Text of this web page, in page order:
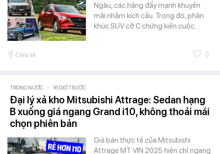
Ngâu, các hãng đẩy mạnh khuyến
mãi nhằm kích cầu. Trong đó, phân
khúc SUV cỡ C chứng kiến cuộc…
Chia sẻ 0
TRONG NƯỚC - 16 GIỜ TRƯỚC
Đại lý xả kho Mitsubishi Attrage: Sedan hạng
B xuống giá ngang Grand i10, không thoải mái
chọn phiên bản
Giá bán thực tế của Mitsubishi
Attrage MT VIN 2025 hiện chỉ ngang